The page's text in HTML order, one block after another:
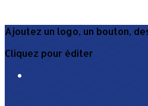
Ajoutez un logo, un bouton,
Cliquez pour éditer